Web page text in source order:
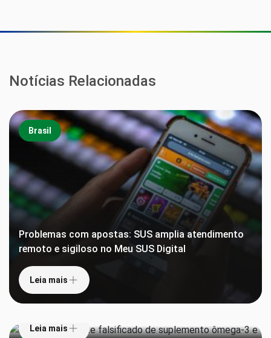
Notícias Relacionadas
Brasil
Problemas com apostas: SUS amplia atendimento
remoto e sigiloso no Meu SUS Digital
Leia mais
Anvisa proíbe lote falsificado de suplemento
ômega-3 e interdita lotes de repelentes
Leia mais